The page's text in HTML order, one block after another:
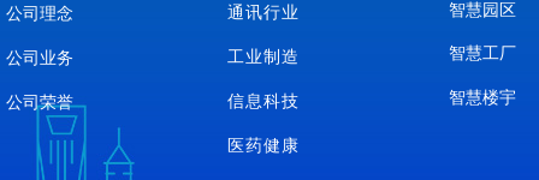
公司理念
公司业务
公司荣誉
通讯行业
工业制造
信息科技
医药健康
智慧园区
智慧工厂
智慧楼宇